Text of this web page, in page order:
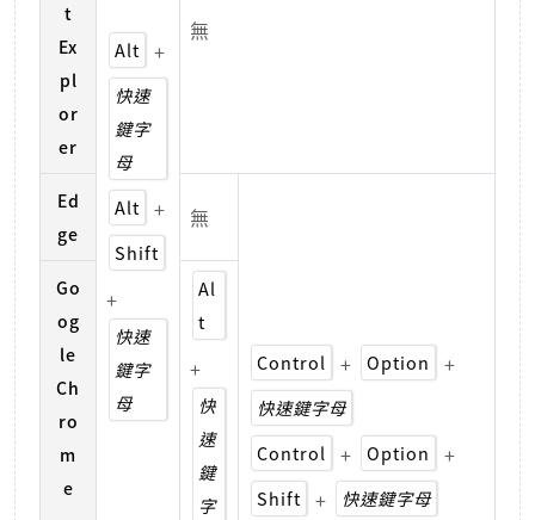
t
Ex
pl
or
er
Alt +
快速
鍵字
母
Alt
+
Shift
+
快速
鍵字
母
無
Ed
ge
無
Control + Option +
快速鍵字母
Control
+ Option +
Shift + 快速鍵字母
Go
og
le
Ch
ro
m
e
Al
t
+
快
速
鍵
字